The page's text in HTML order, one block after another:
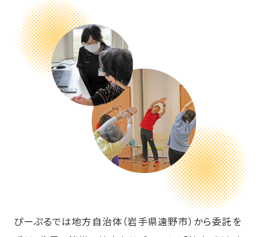
ぴーぷるでは地方自治体（岩手県遠野市）から委託を